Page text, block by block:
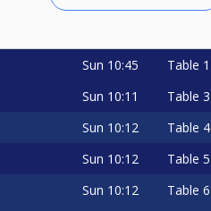
Sun 10:45 Table 1
Sun 10:11 Table 3
Sun 10:12 Table 4
Sun 10:12 Table 5
Sun 10:12 Table 6